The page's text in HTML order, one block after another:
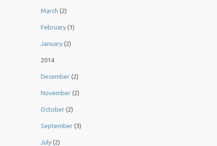
March (2)
February (1)
January (2)
2014
December (2)
November (2)
October (2)
September (3)
July (2)